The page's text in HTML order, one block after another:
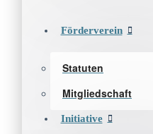
Förderverein
Statuten
Mitgliedschaft
Initiative